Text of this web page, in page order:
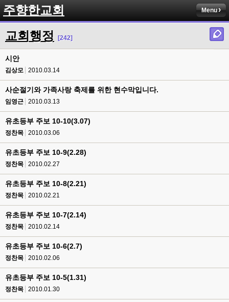
주향한교회 Menu
교회행정 [242]
시안
김상모 2010.03.14
사순절기와 가족사랑 축제를 위한 현수막입니다.
임영근 2010.03.13
유초등부 주보 10-10(3.07)
정찬목 2010.03.06
유초등부 주보 10-9(2.28)
정찬목 2010.02.27
유초등부 주보 10-8(2.21)
정찬목 2010.02.21
유초등부 주보 10-7(2.14)
정찬목 2010.02.14
유초등부 주보 10-6(2.7)
정찬목 2010.02.06
유초등부 주보 10-5(1.31)
정찬목 2010.01.30